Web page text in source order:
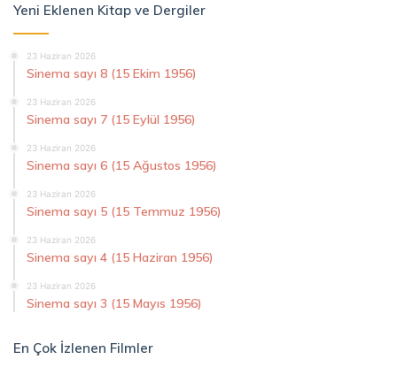
Yeni Eklenen Kitap ve Dergiler
23 Haziran 2026
Sinema sayı 8 (15 Ekim 1956)
23 Haziran 2026
Sinema sayı 7 (15 Eylül 1956)
23 Haziran 2026
Sinema sayı 6 (15 Ağustos 1956)
23 Haziran 2026
Sinema sayı 5 (15 Temmuz 1956)
23 Haziran 2026
Sinema sayı 4 (15 Haziran 1956)
23 Haziran 2026
Sinema sayı 3 (15 Mayıs 1956)
En Çok İzlenen Filmler